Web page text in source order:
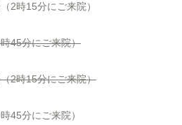
2時15分にご来院）
45分にご来院）
2時15分にご来院）
45分にご来院）